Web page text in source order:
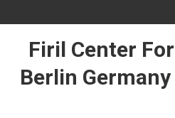
Firil Center
Berlin